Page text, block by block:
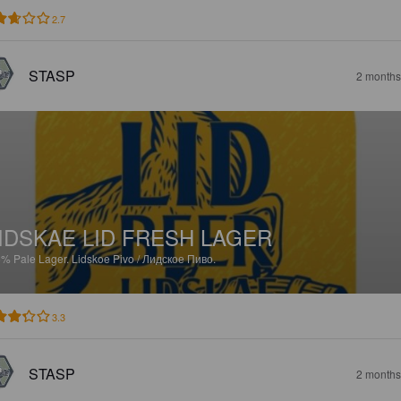
2.7
STASP 2
LID FRESH LAGER
Pale Lager.Lidskoe Pivo / Лидское Пиво.
3.3
STASP 2